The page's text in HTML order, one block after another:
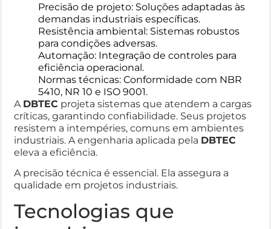
Precisão de projeto: Soluções adaptadas às
demandas industriais específicas.
Resistência ambiental: Sistemas robustos
para condições adversas.
Automação: Integração de controles para
eficiência operacional.
Normas técnicas: Conformidade com NBR
5410, NR 10 e ISO 9001.
A DBTEC projeta sistemas que atendem a cargas
críticas, garantindo confiabilidade. Seus projetos
resistem a intempéries, comuns em ambientes
industriais. A engenharia aplicada pela DBTEC
eleva a eficiência.
A precisão técnica é essencial. Ela assegura a
qualidade em projetos industriais.
Tecnologias que